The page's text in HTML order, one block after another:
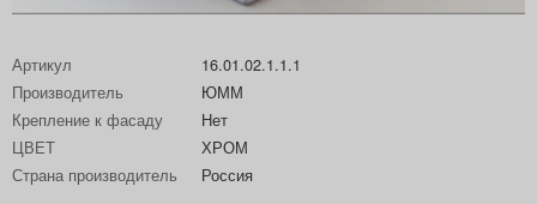
Артикул
16.01.02.1.1.1
Производитель
ЮММ
Крепление к фасаду
Нет
ЦВЕТ
ХРОМ
Страна производитель
Россия